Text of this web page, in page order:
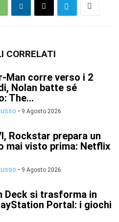
CORRELATI
Man corre verso i 2
Nolan batte sé
The...
- 9 Agosto 2026
Rockstar prepara un
mai visto prima: Netflix
- 9 Agosto 2026
Deck si trasforma in
Portal: i giochi